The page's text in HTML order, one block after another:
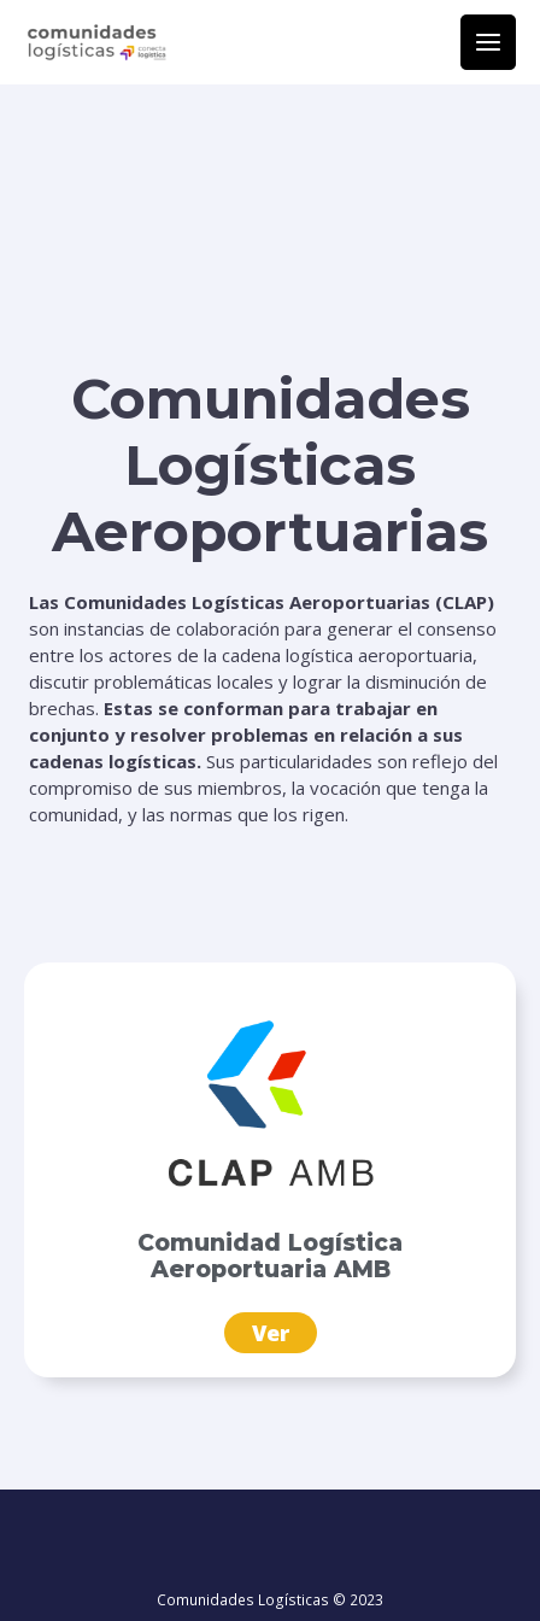
Comunidades
Logísticas
Aeroportuarias
Las Comunidades Logísticas Aeroportuarias (CLAP)
son instancias de colaboración para generar el consenso
entre los actores de la cadena logística aeroportuaria,
discutir problemáticas locales y lograr la disminución de
brechas. Estas se conforman para trabajar en
conjunto y resolver problemas en relación a sus
cadenas logísticas. Sus particularidades son reflejo del
compromiso de sus miembros, la vocación que tenga la
comunidad, y las normas que los rigen.
Comunidad Logística
Aeroportuaria AMB
Ver
Comunidades Logísticas © 2023